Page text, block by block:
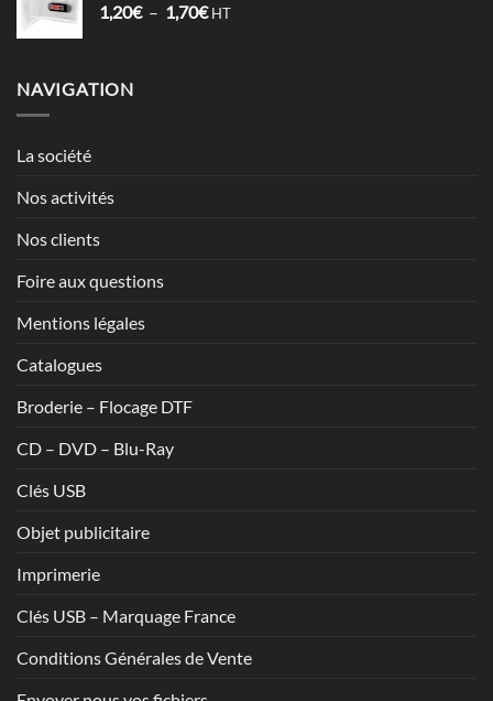
à
1,20€ – 1,70€Plage
HT
NAVIGATION
La société
Nos activités
Nos clients
Foire aux questions
Mentions légales
Catalogues
Broderie – Flocage DTF
CD – DVD – Blu-Ray
Clés USB
Objet publicitaire
Imprimerie
Clés USB – Marquage France
Conditions Générales de Vente